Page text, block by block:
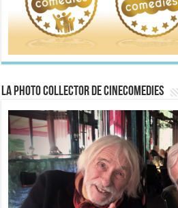
La Photo collector de CineComedies